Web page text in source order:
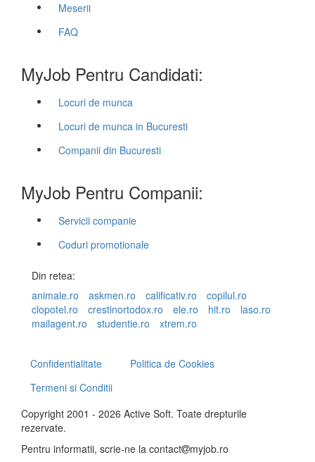
Meserii
FAQ
MyJob Pentru Candidati:
Locuri de munca
Locuri de munca in Bucuresti
Companii din Bucuresti
MyJob Pentru Companii:
Servicii companie
Coduri promotionale
Din retea:
animale.ro
askmen.ro calificativ.ro
copilul.ro
clopotel.ro
crestinortodox.ro ele.ro hit.ro
laso.ro
mailagent.ro
studentie.ro xtrem.ro
Confidentialitate
Politica de Cookies
Termeni si Conditii
Copyright 2001 - 2026 Active Soft. Toate drepturile
rezervate.
Pentru informatii, scrie-ne la contact myjob.ro